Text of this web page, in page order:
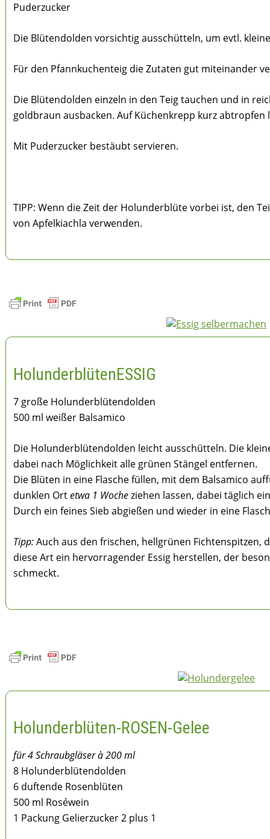
Puderzucker
Die Blütendolden vorsichtig ausschütteln, um evtl.
Für den Pfannkuchenteig die Zutaten gut miteinander
Die Blütendolden einzeln in den Teig tauchen und in
goldbraun ausbacken. Auf Küchenkrepp kurz abtropfen
Mit Puderzucker bestäubt servieren.
TIPP: Wenn die Zeit der Holunderblüte vorbei ist, den
von Apfelkiachla verwenden.
HolunderblütenESSIG
7 große Holunderblütendolden
500 ml weißer Balsamico
Die Holunderblütendolden leicht ausschütteln. Die
dabei nach Möglichkeit alle grünen Stängel entfernen.
Die Blüten in eine Flasche füllen, mit dem Balsamico
dunklen Ortetwa 1 Wocheziehen lassen, dabei täglich
Durch ein feines Sieb abgießen und wieder in eine
Tipp:Auch aus den frischen, hellgrünen Fichtenspitzen,
diese Art ein hervorragender Essig herstellen, der
schmeckt.
Holunderblüten-ROSEN-Gelee
für 4 Schraubgläser à 200 ml
8 Holunderblütendolden
6 duftende Rosenblüten
500 ml Roséwein
1 Packung Gelierzucker 2 plus 1